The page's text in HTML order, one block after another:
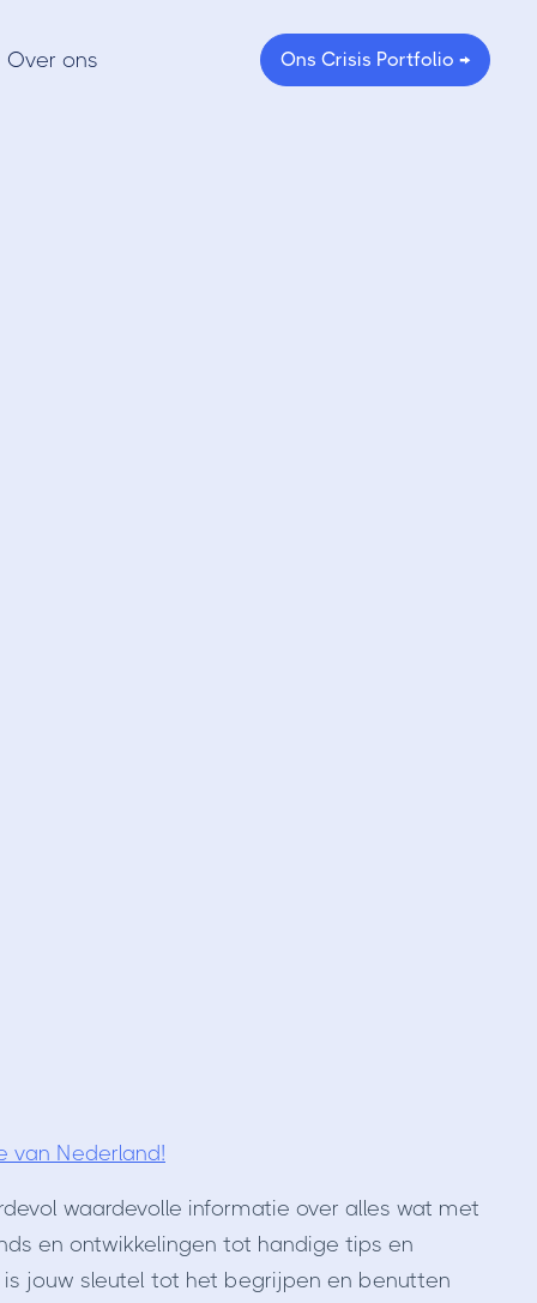
Over ons Ons Crisis Portfolio →
van Nederland!
waardevolle informatie over alles wat met
en ontwikkelingen tot handige tips en
jouw sleutel tot het begrijpen en benutten